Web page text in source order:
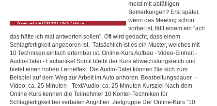
meist mit abfälligen
Bemerkungen? Erst später,
wenn das Meeting schon
vorbei ist, fällt einem ein "ach
das hätte ich mal antworten sollen". Oft wird gedacht, dass einem
Schlagfertigkeit angeboren ist. Tatsächlich ist es ein Muster, welches mit
10 Techniken einfach erlernbar ist. Online-Kurs Aufbau - Video-Einheit -
Audio-Datei - Fachartikel Somit bleibt der Kurs abwechslungsreich und
bietet einen hohen Lerneffekt. Die Audio-Datei können Sie sich zum
Beispiel auf dem Weg zur Arbeit im Auto anhören. Bearbeitungsdauer -
Video: ca. 25 Minuten - Text/Audio: ca. 25 Minuten Kursziel Nach dem
Online-Kurs kennen die Teilnehmer 10 Konter-Techniken für
Schlagfertigkeit bei verbalen Angriffen. Zielgruppe Der Online-Kurs "10